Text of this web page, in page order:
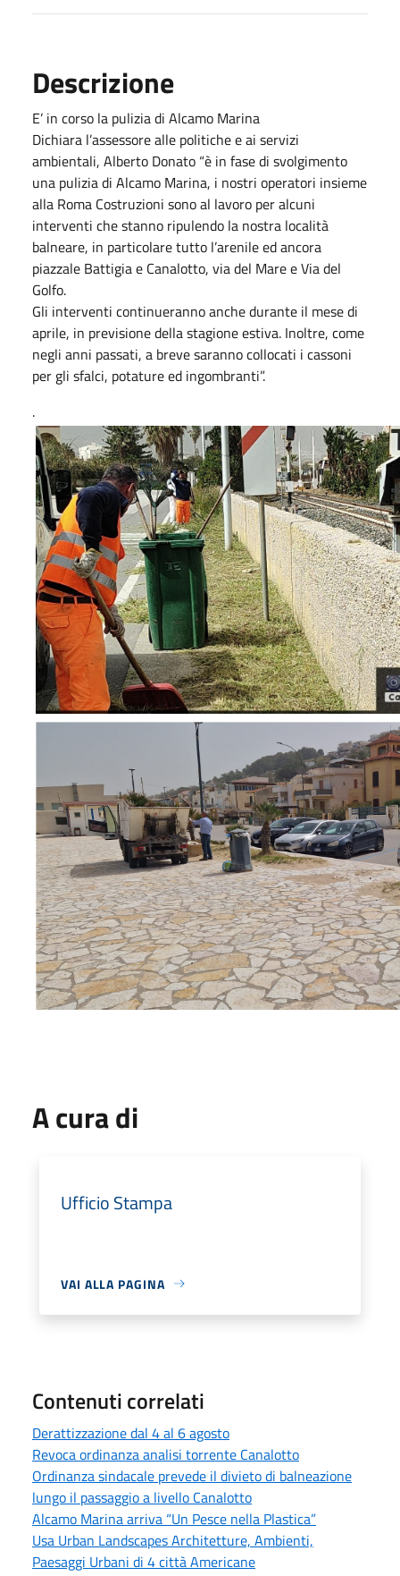
Descrizione
E’ in corso la pulizia di Alcamo Marina
Dichiara l’assessore alle politiche e ai servizi
ambientali, Alberto Donato “è in fase di svolgimento
una pulizia di Alcamo Marina, i nostri operatori insieme
alla Roma Costruzioni sono al lavoro per alcuni
interventi che stanno ripulendo la nostra località
balneare, in particolare tutto l’arenile ed ancora
piazzale Battigia e Canalotto, via del Mare e Via del
Golfo.
Gli interventi continueranno anche durante il mese di
aprile, in previsione della stagione estiva. Inoltre, come
negli anni passati, a breve saranno collocati i cassoni
per gli sfalci, potature ed ingombranti”.
.
A cura di
Ufficio Stampa
VAI ALLA PAGINA
Contenuti correlati
Derattizzazione dal 4 al 6 agosto
Revoca ordinanza analisi torrente Canalotto
Ordinanza sindacale prevede il divieto di balneazione
lungo il passaggio a livello Canalotto
Alcamo Marina arriva “Un Pesce nella Plastica”
Usa Urban Landscapes Architetture, Ambienti,
Paesaggi Urbani di 4 città Americane